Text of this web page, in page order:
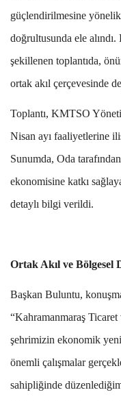
güçlendirilmesine
doğrultusunda ele alındı.
şekillenen toplantıda,
ortak akıl çerçevesinde
Toplantı, KMTSO
Nisan ayı faaliyetlerine
Sunumda, Oda
ekonomisine katkı
detaylı bilgi verildi.
Ortak Akıl ve Bölgesel
Başkan Buluntu,
“Kahramanmaraş Ticaret
şehrimizin ekonomik
önemli çalışmalar
sahipliğinde